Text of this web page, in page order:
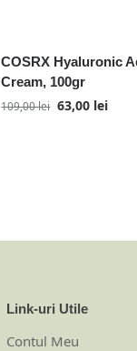
COSRX Hyaluronic
Cream, 100gr
109,00lei 63,00 lei
Link-uri Utile
Contul Meu